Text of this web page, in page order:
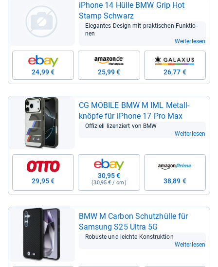
iPhone 14 Hülle BMW Grip Hot
Stamp Schwarz
Ele­gan­tes Design mit prak­ti­schen Funk­tio­
nen
Weiterlesen
24,99 € 25,99 € 26,77 €
CG MOBILE BMW M IML Metall­
knöpfe für iPhone 17 Pro Max
Offi­zi­ell lizen­ziert von BMW
Weiterlesen
29,95 €
30,95 €
(30,95 € / cm) 38,89 €
BMW M Car­bon Schutz­hülle für
Sam­sung S25 Ultra 5G
Robuste und leichte Kon­struk­tion
Weiterlesen